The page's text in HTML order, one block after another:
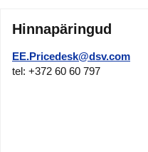
Hinnapäringud
EE.Pricedesk@dsv.com
tel: +372 60 60 797